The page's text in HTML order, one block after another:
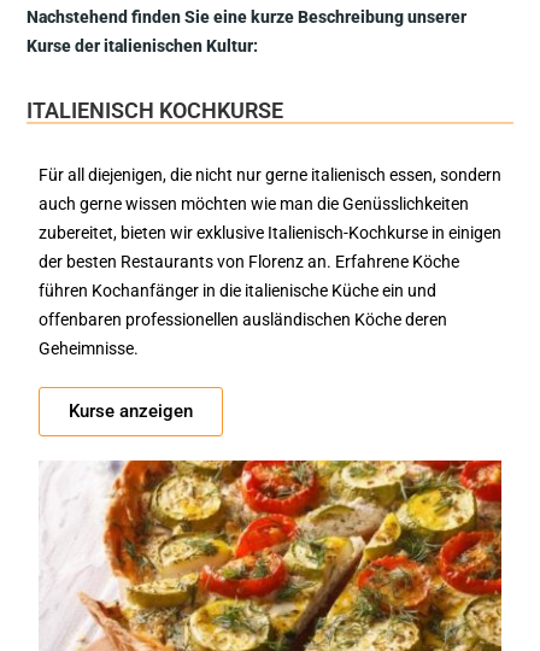
Nachstehend finden Sie eine kurze Beschreibung unserer
Kurse der italienischen Kultur:
ITALIENISCH KOCHKURSE
Für all diejenigen, die nicht nur gerne italienisch essen, sondern
auch gerne wissen möchten wie man die Genüsslichkeiten
zubereitet, bieten wir exklusive Italienisch-Kochkurse in einigen
der besten Restaurants von Florenz an. Erfahrene Köche
führen Kochanfänger in die italienische Küche ein und
offenbaren professionellen ausländischen Köche deren
Geheimnisse.
Kurse anzeigen